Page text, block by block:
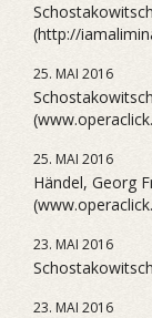
(http://
25. MAI 2016
25. MAI 2016
Händel, Georg
23. MAI 2016
23. MAI 2016